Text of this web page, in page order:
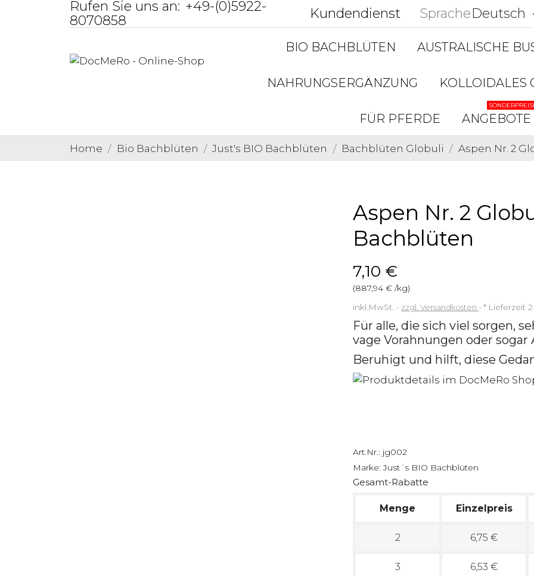
Rufen Sie uns an: +49-(0)5922-
8070858
Kundendienst SpracheDeutsch
BIO BACHBLÜTEN AUSTRALISCHE
NAHRUNGSERGÄNZUNG KOLLOIDALES
FÜR PFERDE ANGEBOTE
Home Bio Bachblüten Just's BIO Bachblüten Bachblüten Globuli Aspen Nr. 2
Aspen Nr. 2
Bachblüten
7,10 €
(887,94 € /kg)
inkl.MwSt.
zzgl. Versandkosten * Lieferzeit
Für alle, die sich viel sorgen,
vage Vorahnungen oder
Beruhigt und hilft, diese
Art.Nr.: jg002
Marke: Just´s BIO Bachblüten
Gesamt-Rabatte
Menge Einzelpreis
2 6,75 €
3 6,53 €